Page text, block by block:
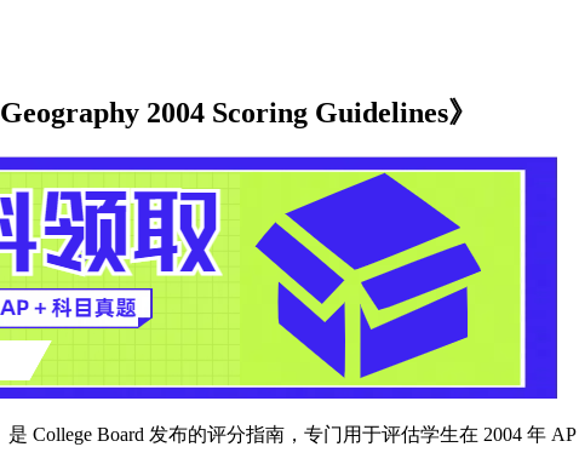
2004 Scoring Guidelines》
College Board 发布的评分指南，专门用于评估学生在 2004 年